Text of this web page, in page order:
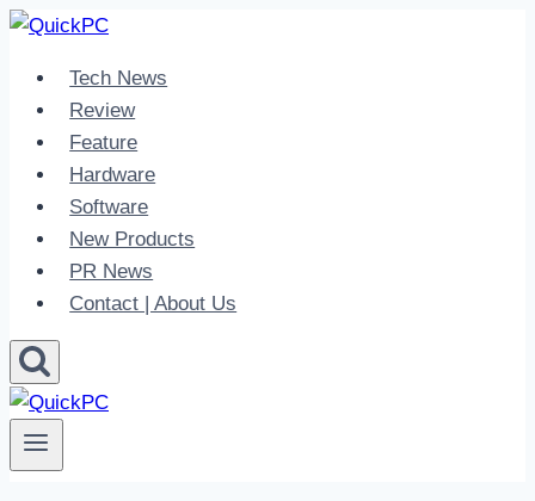
Skip
contentTech News
Review
Feature
Hardware
Software
New Products
PR News
Contact | About Us